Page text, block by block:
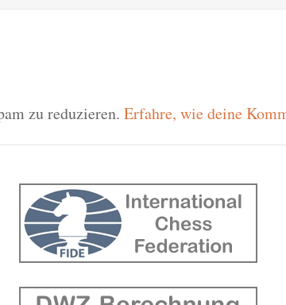
zu reduzieren. Erfahre, wie deine